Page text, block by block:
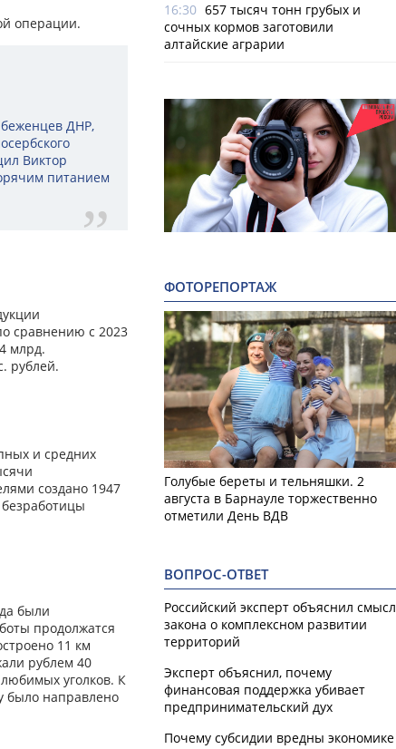
операции.
ДНР,
Виктор
питанием
сравнению с 2023
млрд.
рублей.
и средних
создано 1947
были
продолжатся
11 км
рублем 40
уголков. К
было направлено
16:30 657 тысяч тонн грубых и
сочных кормов заготовили
алтайские аграрии
ФОТОРЕПОРТАЖ
Голубые береты и тельняшки. 2
августа в Барнауле торжественно
отметили День ВДВ
ВОПРОС-ОТВЕТ
Российский эксперт объяснил смысл
закона о комплексном развитии
территорий
Эксперт объяснил, почему
финансовая поддержка убивает
предпринимательский дух
Почему субсидии вредны экономике